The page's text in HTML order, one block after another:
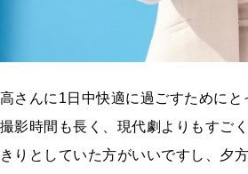
さんに1日中快適に過ごすために
影時間も長く、現代劇よりもすご
りとしていた方がいいですし、夕